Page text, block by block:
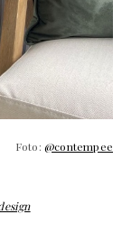
Foto: @contempee